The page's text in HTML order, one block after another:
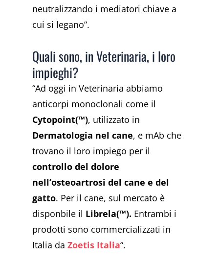
neutralizzando i mediatori chiave a
cui si legano”.
Quali sono, in Veterinaria, i loro
impieghi?
“Ad oggi in Veterinaria abbiamo
anticorpi monoclonali come il
Cytopoint(™), utilizzato in
Dermatologia nel cane, e mAb che
trovano il loro impiego per il
controllo del dolore
nell’osteoartrosi del cane e del
gatto. Per il cane, sul mercato è
disponbile il Librela(™). Entrambi i
prodotti sono commercializzati in
Italia da Zoetis Italia“.